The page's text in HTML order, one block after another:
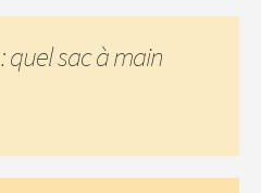
: quel sac à main